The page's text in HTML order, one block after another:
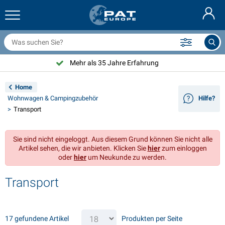
& Zubehör
beleuchtung
Beleuchtung Aspöck
Beleuchtung Radex
Innenraum
& Solarartikel
& 24V Zubehör
Ganz- & Halbgaragen
& Wohnmobil außenbereich
& Wohnmobil innenbereich
zubehör
zubehör
und Beschläge
und Schäkel
und Zubehör
& Feuer-Löschdecken
Freien
Produkten
Nederlands
English
Français
Norsk
Mehr als 35 Jahre Erfahrung
Home
Wohnwagen & Campingzubehör
Transport
Hilfe?
Sie sind nicht eingeloggt. Aus diesem Grund können Sie nicht alle
Artikel sehen, die wir anbieten. Klicken Siehierzum einloggen
oderhier um Neukunde zu werden.
Transport
17 gefundene Artikel Produkten per Seite